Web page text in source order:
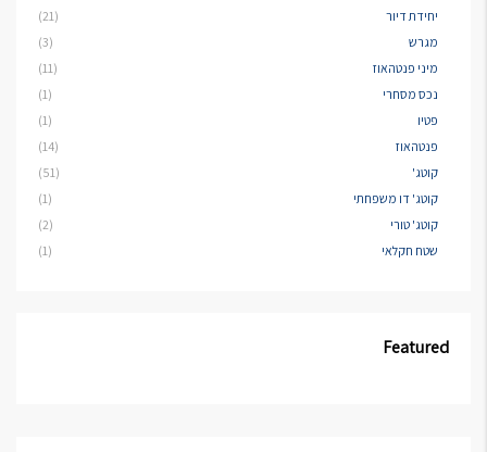
יחידת דיור
(21)
מגרש
(3)
מיני פנטהאוז
(11)
נכס מסחרי
(1)
פטיו
(1)
פנטהאוז
(14)
קוטג'
(51)
קוטג' דו משפחתי
(1)
קוטג' טורי
(2)
שטח חקלאי
(1)
Featured